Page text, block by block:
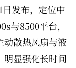
发布，定位中
与8500平台，
动散热风扇与液
明显强化长时间